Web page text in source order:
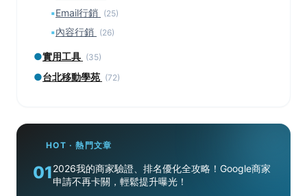
▪Email行銷 (25)
▪內容行銷 (26)
●實用工具 (35)
●台北移動學苑 (72)
HOT · 熱門文章
012026我的商家驗證、排名優化全攻略！Google商家
申請不再卡關，輕鬆提升曝光！